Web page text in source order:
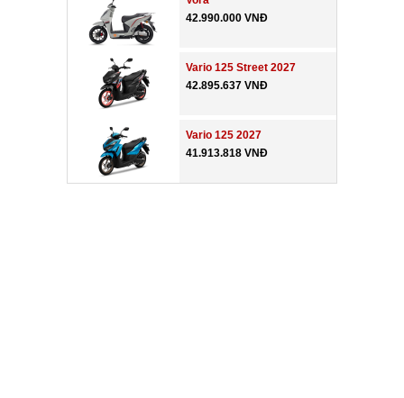
42.990.000 VNĐ
Vario 125 Street 2027
42.895.637 VNĐ
Vario 125 2027
41.913.818 VNĐ